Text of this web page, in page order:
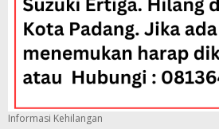
Informasi Kehilangan